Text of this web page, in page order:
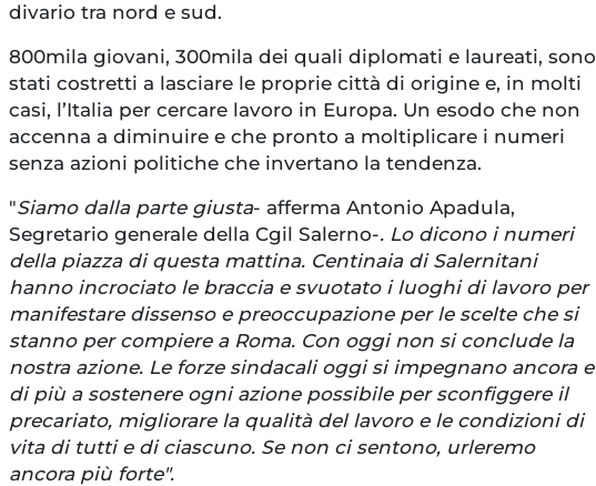
divario tra nord e sud.
800mila giovani, 300mila dei quali diplomati e laureati, sono
stati costretti a lasciare le proprie città di origine e, in molti
casi, l’Italia per cercare lavoro in Europa. Un esodo che non
accenna a diminuire e che pronto a moltiplicare i numeri
senza azioni politiche che invertano la tendenza.
"Siamo dalla parte giusta- afferma Antonio Apadula,
Segretario generale della Cgil Salerno-. Lo dicono i numeri
della piazza di questa mattina. Centinaia di Salernitani
hanno incrociato le braccia e svuotato i luoghi di lavoro per
manifestare dissenso e preoccupazione per le scelte che si
stanno per compiere a Roma. Con oggi non si conclude la
nostra azione. Le forze sindacali oggi si impegnano ancora e
di più a sostenere ogni azione possibile per sconfiggere il
precariato, migliorare la qualità del lavoro e le condizioni di
vita di tutti e di ciascuno. Se non ci sentono, urleremo
ancora più forte".